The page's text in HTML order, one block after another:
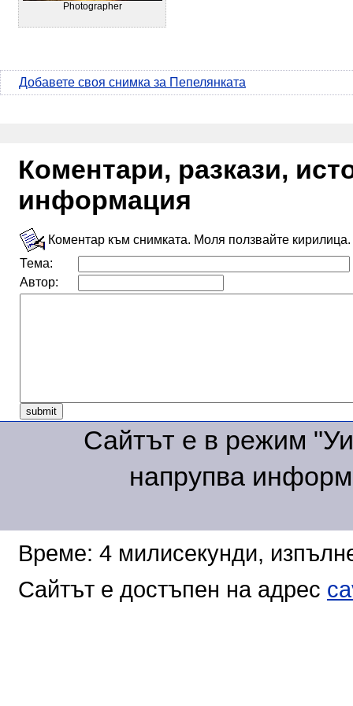
Photographer
Добавете своя снимка за Пепелянката
Коментари, разкази,
информация
Коментар към снимката. Моля ползвайте кирилица.
Тема:
Автор:
Сайтът е в режим
напрупва
Време: 4 милисекунди,
Сайтът е достъпен на адрес